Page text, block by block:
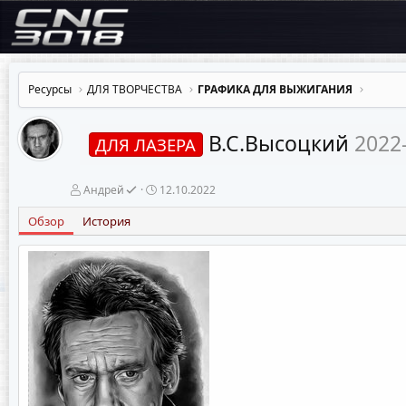
Ресурсы ДЛЯ ТВОРЧЕСТВА ГРАФИКА ДЛЯ ВЫЖИГАНИЯ
ДЛЯ ЛАЗЕРА В.С.Высоцкий
А
в
т
о
р
Андрей
Д
а
а
с
з
д
а
н
и
я
12.10.2022
Обзор История